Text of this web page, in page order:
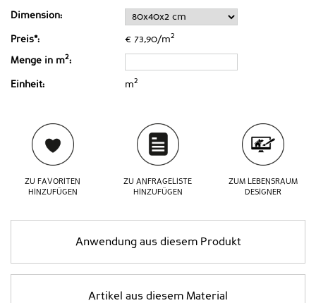
Dimension:
Preis*: € 73,90/m2
Menge in m2:
Einheit: m2
ZU FAVORITEN
HINZUFÜGEN
ZU ANFRAGELISTE
HINZUFÜGEN
ZUM LEBENSRAUM
DESIGNER
Anwendung aus diesem Produkt
Artikel aus diesem Material